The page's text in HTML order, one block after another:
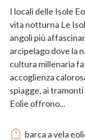
I locali delle Isole
vita notturna Le
angoli più
arcipelago dove la
cultura millenaria
accoglienza
spiagge, ai
Eolie offrono...
barca a vela